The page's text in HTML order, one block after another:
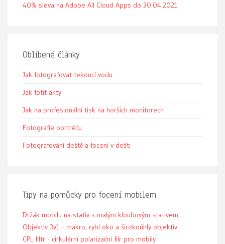
40% sleva na Adobe All Cloud Apps do 30.04.2021
Oblíbené články
Jak fotografovat tekoucí vodu
Jak fotit akty
Jak na profesionální tisk na horších monitorech
Fotografie portrétu
Fotografování deště a focení v dešti
Tipy na pomůcky pro focení mobilem
Držák mobilu na stativ s malým kloubovým stativem
Objektiv 3v1 - makro, rybí oko a širokoúhlý objektiv
CPL filtr - cirkulární polarizační filr pro mobily